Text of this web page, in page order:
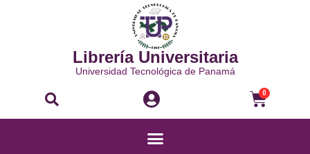
Librería Universitaria
Universidad Tecnológica de Panamá
Buscar 0
Menú